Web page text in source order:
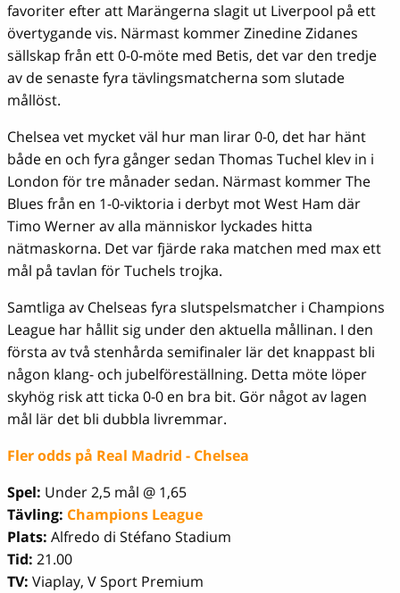
favoriter efter att Marängerna slagit ut Liverpool på ett
övertygande vis. Närmast kommer Zinedine Zidanes
sällskap från ett 0-0-möte med Betis, det var den tredje
av de senaste fyra tävlingsmatcherna som slutade
mållöst.
Chelsea vet mycket väl hur man lirar 0-0, det har hänt
både en och fyra gånger sedan Thomas Tuchel klev in i
London för tre månader sedan. Närmast kommer The
Blues från en 1-0-viktoria i derbyt mot West Ham där
Timo Werner av alla människor lyckades hitta
nätmaskorna. Det var fjärde raka matchen med max ett
mål på tavlan för Tuchels trojka.
Samtliga av Chelseas fyra slutspelsmatcher i Champions
League har hållit sig under den aktuella mållinan. I den
första av två stenhårda semifinaler lär det knappast bli
någon klang- och jubelföreställning. Detta möte löper
skyhög risk att ticka 0-0 en bra bit. Gör något av lagen
mål lär det bli dubbla livremmar.
Fler odds på Real Madrid - Chelsea
Spel: Under 2,5 mål @ 1,65
Tävling: Champions League
Plats: Alfredo di Stéfano Stadium
Tid: 21.00
TV: Viaplay, V Sport Premium